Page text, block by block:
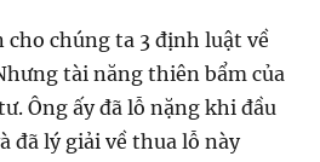
cho chúng ta 3 định luật về
tài năng thiên bẩm của
Ông ấy đã lỗ nặng khi đầu
đã lý giải về thua lỗ này